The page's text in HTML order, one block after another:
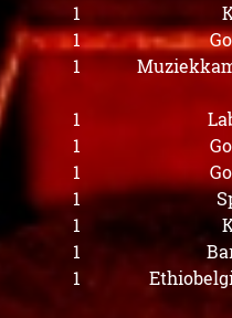
1
1
1
1
1
1
1
1
1
1